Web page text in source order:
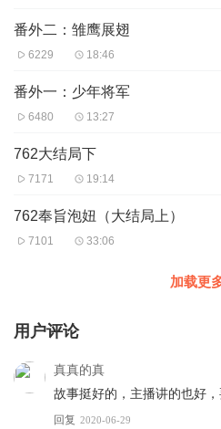
番外二：雏鹰展翅
6229 18:46
番外一：少年将军
6480 13:27
762大结局下
7171 19:14
762奉旨泡妞（大结局上）
7101 33:06
加载更
用户评论
真真的真
故事挺好的，主播讲的也好
回复 2020-06-29